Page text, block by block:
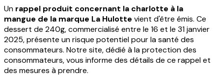
Un rappel produit concernant la charlotte à la
mangue de la marque La Hulotte vient d'être émis. Ce
dessert de 240g, commercialisé entre le 16 et le 31 janvier
2025, présente un risque potentiel pour la santé des
consommateurs. Notre site, dédié à la protection des
consommateurs, vous informe des détails de ce rappel et
des mesures à prendre.